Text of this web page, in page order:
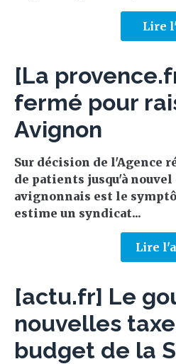
Lire
[La
fermé pour
Avignon
Sur décision de l'Agence
de patients jusqu'à
avignonnais est le
estime un syndicat...
Lire
[actu.fr] Le
nouvelles
budget de la